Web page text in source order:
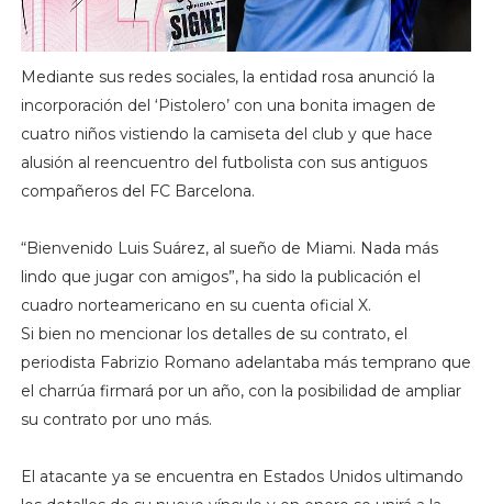
Mediante sus redes sociales, la entidad rosa anunció la
incorporación del ‘Pistolero’ con una bonita imagen de
cuatro niños vistiendo la camiseta del club y que hace
alusión al reencuentro del futbolista con sus antiguos
compañeros del FC Barcelona.
“Bienvenido Luis Suárez, al sueño de Miami. Nada más
lindo que jugar con amigos”, ha sido la publicación el
cuadro norteamericano en su cuenta oficial X.
Si bien no mencionar los detalles de su contrato, el
periodista Fabrizio Romano adelantaba más temprano que
el charrúa firmará por un año, con la posibilidad de ampliar
su contrato por uno más.
El atacante ya se encuentra en Estados Unidos ultimando